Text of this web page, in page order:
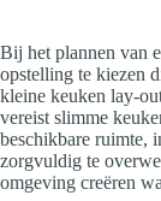
Bij het plannen van
opstelling te kiezen
kleine keuken lay-
vereist slimme
beschikbare ruimte,
zorgvuldig te
omgeving creëren